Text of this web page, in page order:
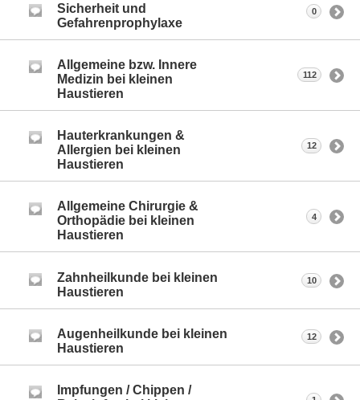
Sicherheit und
Gefahrenprophylaxe
0
Allgemeine bzw. Innere
Medizin bei kleinen
Haustieren
112
Hauterkrankungen &
Allergien bei kleinen
Haustieren
12
Allgemeine Chirurgie &
Orthopädie bei kleinen
Haustieren
4
Zahnheilkunde bei kleinen
Haustieren
10
Augenheilkunde bei kleinen
Haustieren
12
Impfungen / Chippen /